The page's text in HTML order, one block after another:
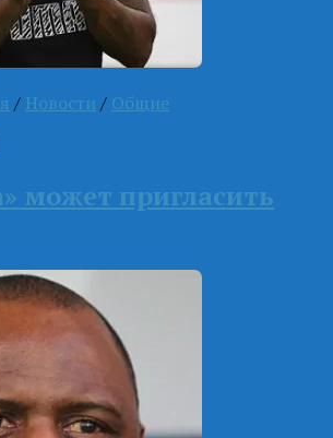
/ Новости / Общие
может пригласить